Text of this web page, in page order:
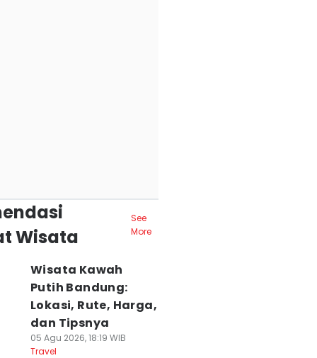
Wisata
See
More
Wisata Kawah
Putih Bandung:
Lokasi, Rute, Harga,
dan Tipsnya
05 Agu 2026, 18:19 WIB
Travel